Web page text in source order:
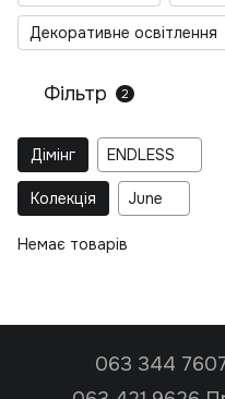
Декоративне освітлення
Фільтр 2
Дімінг ENDLESS
Колекція June
Немає товарів
063 344